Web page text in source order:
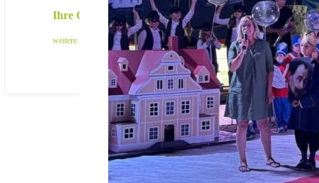
Ihre Online-Werbung auf mooskurier.de
weitere Infos